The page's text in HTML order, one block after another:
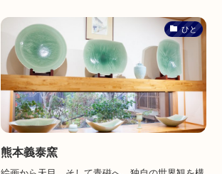
ひと
熊本義泰窯